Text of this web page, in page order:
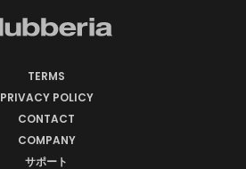
TERMS
PRIVACY POLICY
CONTACT
COMPANY
サポート